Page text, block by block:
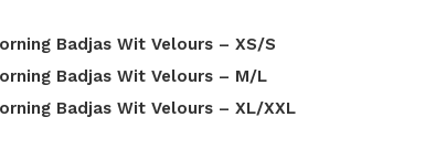
Badjas Wit Velours – XS/S
Badjas Wit Velours – M/L
Badjas Wit Velours – XL/XXL